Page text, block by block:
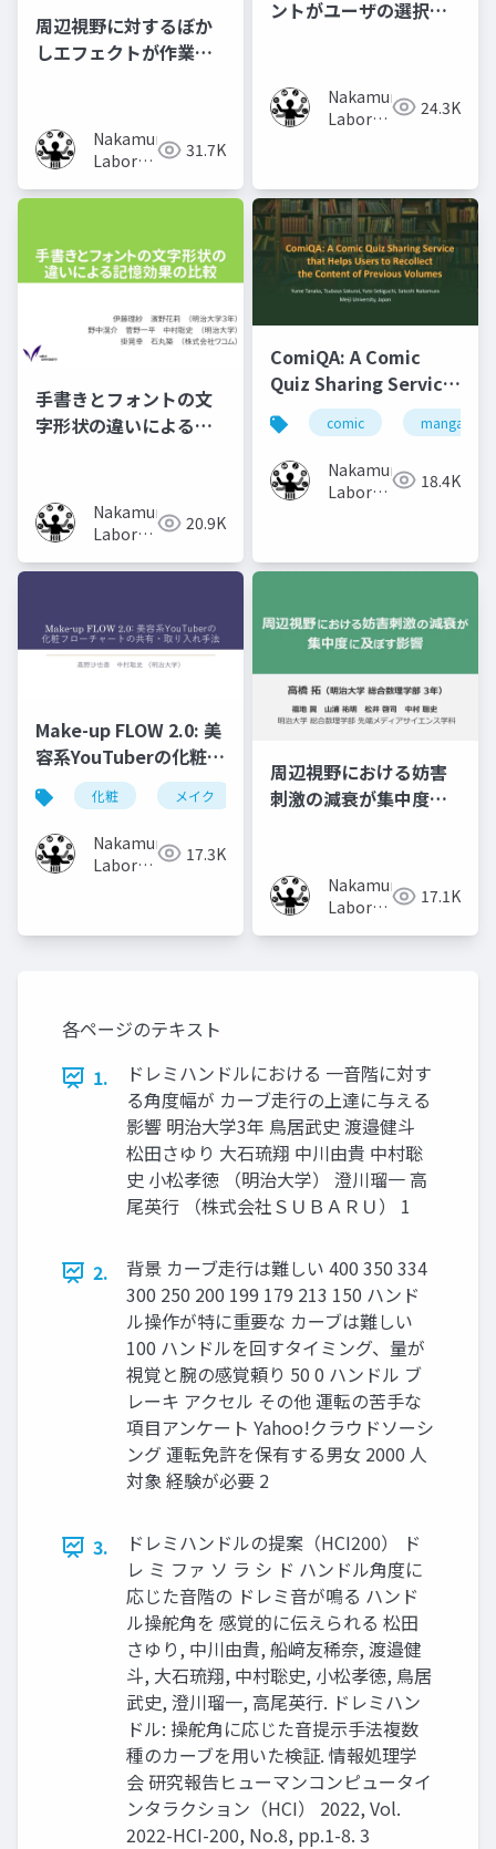
周辺視野に対するぼか
しエフェクトが作業時
Nakamura
Laboratory
University)
31.7K
ントがユーザの選択行
Nakamura
Laboratory 24.3K
手書きとフォントの文
字形状の違いによる記
Nakamura
Laboratory
University)
20.9K
ComiQA: A Comic
Quiz Sharing Service
that Helps Users to
Recollect the
Content of Previous
Volumes
comic manga
Nakamura
Laboratory 18.4K
Make-up FLOW 2.0: 美
容系YouTuberの化粧フ
ローチャートの共有・
取り入れ手法
化粧 メイク 化粧工程 フローチャート
Nakamura
Laboratory 17.3K
周辺視野における妨害
刺激の減衰が集中度に
Nakamura
Laboratory 17.1K
各ページのテキスト
1.
ドレミハンドルにおける ⼀⾳階に対す
る⾓度幅が カーブ⾛⾏の上達に与える
影響 明治⼤学3年 ⿃居武史 渡邉健⽃
松⽥さゆり ⼤⽯琉翔 中川由貴 中村聡
史 ⼩松孝徳 （明治⼤学） 澄川瑠⼀ ⾼
尾英⾏ （株式会社ＳＵＢＡＲＵ） 1
2.
背景 カーブ⾛⾏は難しい 400 350 334
300 250 200 199 179 213 150 ハンド
ル操作が特に重要な カーブは難しい
100 ハンドルを回すタイミング、量が
視覚と腕の感覚頼り 50 0 ハンドル ブ
レーキ アクセル その他 運転の苦⼿な
項⽬アンケート Yahoo!クラウドソーシ
ング 運転免許を保有する男⼥ 2000 ⼈
対象 経験が必要 2
3.
ドレミハンドルの提案（HCI200） ド
レ ミ ファ ソ ラ シ ド ハンドル⾓度に
応じた⾳階の ドレミ⾳が鳴る ハンド
ル操舵⾓を 感覚的に伝えられる 松⽥
さゆり, 中川由貴, 船﨑友稀奈, 渡邉健
⽃, ⼤⽯琉翔, 中村聡史, ⼩松孝徳, ⿃居
武史, 澄川瑠⼀, ⾼尾英⾏. ドレミハン
ドル: 操舵⾓に応じた⾳提⽰⼿法複数
種のカーブを⽤いた検証. 情報処理学
会 研究報告ヒューマンコンピュータイ
ンタラクション（HCI） 2022, Vol.
2022-HCI-200, No.8, pp.1-8. 3